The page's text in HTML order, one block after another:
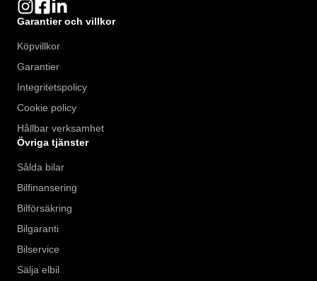
Garantier och villkor
Köpvillkor
Garantier
Integritetspolicy
Cookie policy
Hållbar verksamhet
Övriga tjänster
Sålda bilar
Bilfinansering
Bilförsäkring
Bilgaranti
Bilservice
Sälja elbil